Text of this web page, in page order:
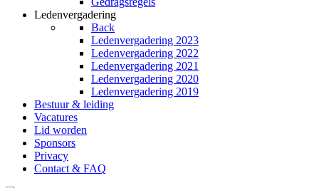
Ledenvergadering
Back
Ledenvergadering 2023
Ledenvergadering 2022
Ledenvergadering 2021
Ledenvergadering 2020
Ledenvergadering 2019
Bestuur & leiding
Vacatures
Lid worden
Sponsors
Privacy
Contact & FAQ